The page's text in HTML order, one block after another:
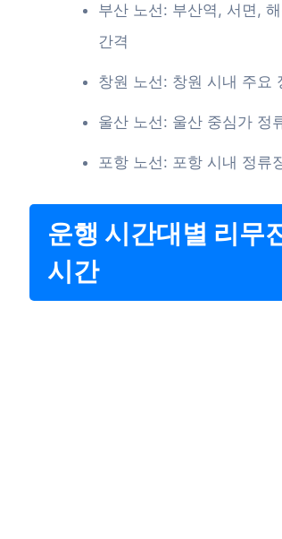
부산 노선: 부산역, 서면,
간격
창원 노선: 창원 시내 주요
울산 노선: 울산 중심가 정
포항 노선: 포항 시내 정류
운행 시간대별 리무
시간